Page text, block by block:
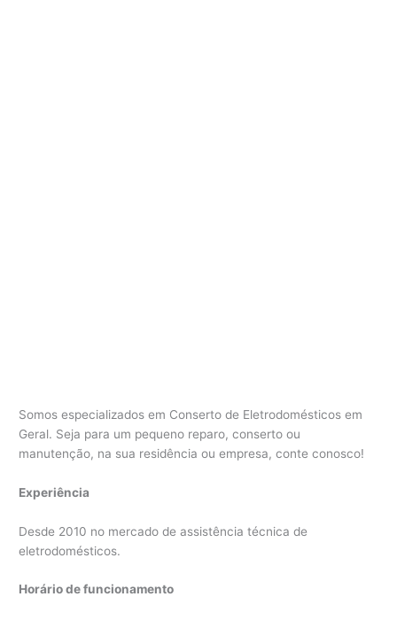
Somos especializados em Conserto de Eletrodomésticos em
Geral. Seja para um pequeno reparo, conserto ou
manutenção, na sua residência ou empresa, conte conosco!
Experiência
Desde 2010 no mercado de assistência técnica de
eletrodomésticos.
Horário de funcionamento